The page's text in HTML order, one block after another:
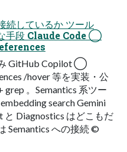
続しているか ツール
手段 Claude Code ◯
GitHub Copilot ◯
/hover 等を実装・公
grep 。Semantics 系ツー
search Gemini
Diagnostics はどこもだ
Semantics への接続 ©